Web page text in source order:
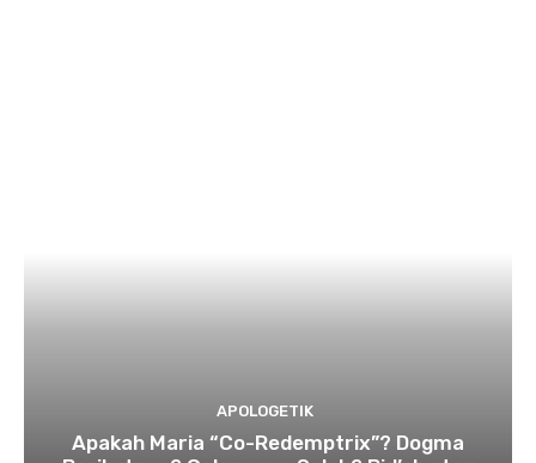
APOLOGETIK
Apakah Maria “Co-Redemptrix”? Dogma